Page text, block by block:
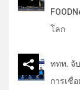
โลก
ททท. จั
การเชื่